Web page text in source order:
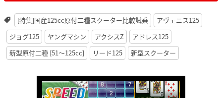
[特集]国産125cc原付二種スクーター比較試乗
アヴェニス125
ジョグ125
ヤングマシン アクシスZ
アドレス125
新型原付二種 [51〜125cc]
リード125 新型スクーター